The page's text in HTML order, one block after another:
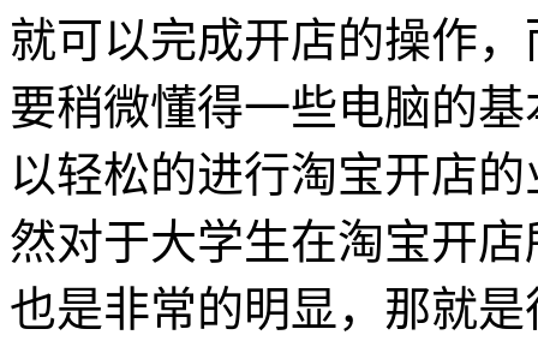
就可以完成开店的操作
要稍微懂得一些电脑的
以轻松的进行淘宝开店
然对于大学生在淘宝开
也是非常的明显，那就